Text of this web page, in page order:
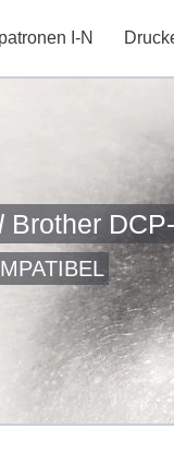
I-N
Brother